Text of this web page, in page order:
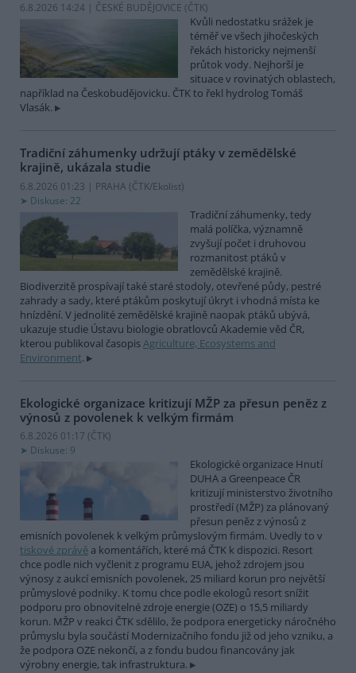
6.8.2026 14:24 | ČESKÉ BUDĚJOVICE (ČTK)
Kvůli nedostatku srážek je
téměř ve všech jihočeských
řekách historicky nejmenší
průtok vody. Nejhorší je
situace v rovinatých oblastech,
například na Českobudějovicku. ČTK to řekl hydrolog Tomáš
Vlasák.
Tradiční záhumenky udržují ptáky v zemědělské
krajině, ukázala studie
6.8.2026 01:23 | PRAHA (ČTK/Ekolist)
Diskuse: 22
Tradiční záhumenky, tedy
malá políčka, významně
zvyšují počet i druhovou
rozmanitost ptáků v
zemědělské krajině.
Biodiverzitě prospívají také staré stodoly, otevřené půdy, pestré
zahrady a sady, které ptákům poskytují úkryt i vhodná místa ke
hnízdění. V jednolité zemědělské krajině naopak ptáků ubývá,
ukazuje studie Ústavu biologie obratlovců Akademie věd ČR,
kterou publikoval časopisAgriculture, Ecosystems and
Environment.
Ekologické organizace kritizují MŽP za přesun peněz z
výnosů z povolenek k velkým firmám
6.8.2026 01:17 (ČTK)
Diskuse: 9
Ekologické organizace Hnutí
DUHA a Greenpeace ČR
kritizují ministerstvo životního
prostředí (MŽP) za plánovaný
přesun peněz z výnosů z
emisních povolenek k velkým průmyslovým firmám. Uvedly to v
tiskové zprávě a komentářích, které má ČTK k dispozici. Resort
chce podle nich vyčlenit z programu EUA, jehož zdrojem jsou
výnosy z aukcí emisních povolenek, 25 miliard korun pro největší
průmyslové podniky. K tomu chce podle ekologů resort snížit
podporu pro obnovitelné zdroje energie (OZE) o 15,5 miliardy
korun. MŽP v reakci ČTK sdělilo, že podpora energeticky náročného
průmyslu byla součástí Modernizačního fondu již od jeho vzniku, a
že podpora OZE nekončí, a z fondu budou financovány jak
výrobny energie, tak infrastruktura.